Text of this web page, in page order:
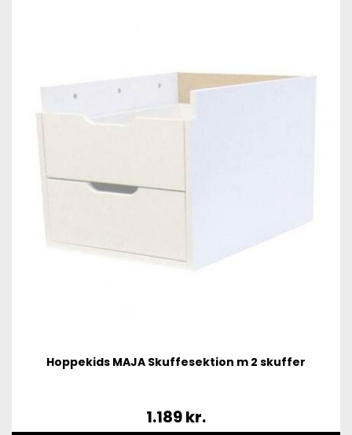
Hoppekids MAJA Skuffesektion m 2 skuffer
1.189kr.